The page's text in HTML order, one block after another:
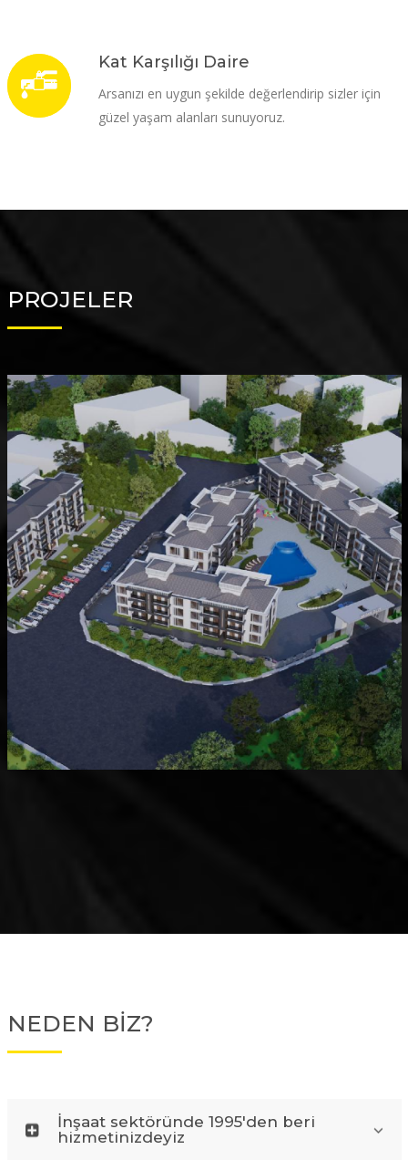
Kat Karşılığı Daire
Arsanızı en uygun şekilde değerlendirip sizler için
güzel yaşam alanları sunuyoruz.
PROJELER
NEDEN BİZ?
İnşaat sektöründe 1995'den beri
hizmetinizdeyiz